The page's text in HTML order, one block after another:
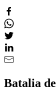
Batalia